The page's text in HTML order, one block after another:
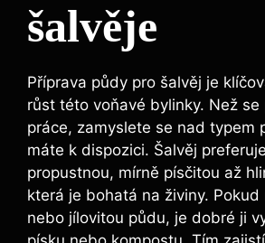
šalvěje
Příprava půdy pro šalvěj je
růst této voňavé bylinky. Než
práce, zamyslete se nad typem
máte k dispozici. Šalvěj
propustnou, mírně písčitou až
která je bohatá na živiny.
nebo jílovitou půdu, je dobré ji